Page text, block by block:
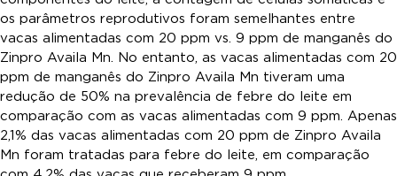
os parâmetros reprodutivos foram semelhantes entre
vacas alimentadas com 20 ppm vs. 9 ppm de manganês do
Zinpro Availa Mn. No entanto, as vacas alimentadas com 20
ppm de manganês do Zinpro Availa Mn tiveram uma
redução de 50% na prevalência de febre do leite em
comparação com as vacas alimentadas com 9 ppm. Apenas
2,1% das vacas alimentadas com 20 ppm de Zinpro Availa
Mn foram tratadas para febre do leite, em comparação